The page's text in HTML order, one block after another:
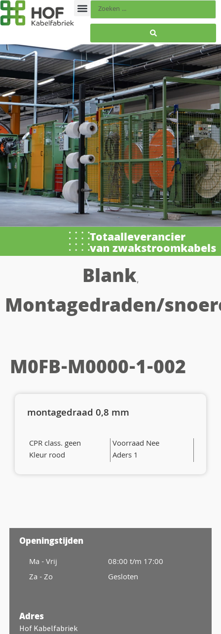
Totaalleverancier
van zwakstroomkabels
Blank,
Montagedraden/
M0FB-M0000-1-002
montagedraad 0,8 mm
CPR class. geen
Voorraad Nee
Kleur rood
Aders 1
Openingstijden
Ma - Vrij
Za - Zo
08:00 t/m 17:00
Gesloten
Adres
Hof Kabelfabriek